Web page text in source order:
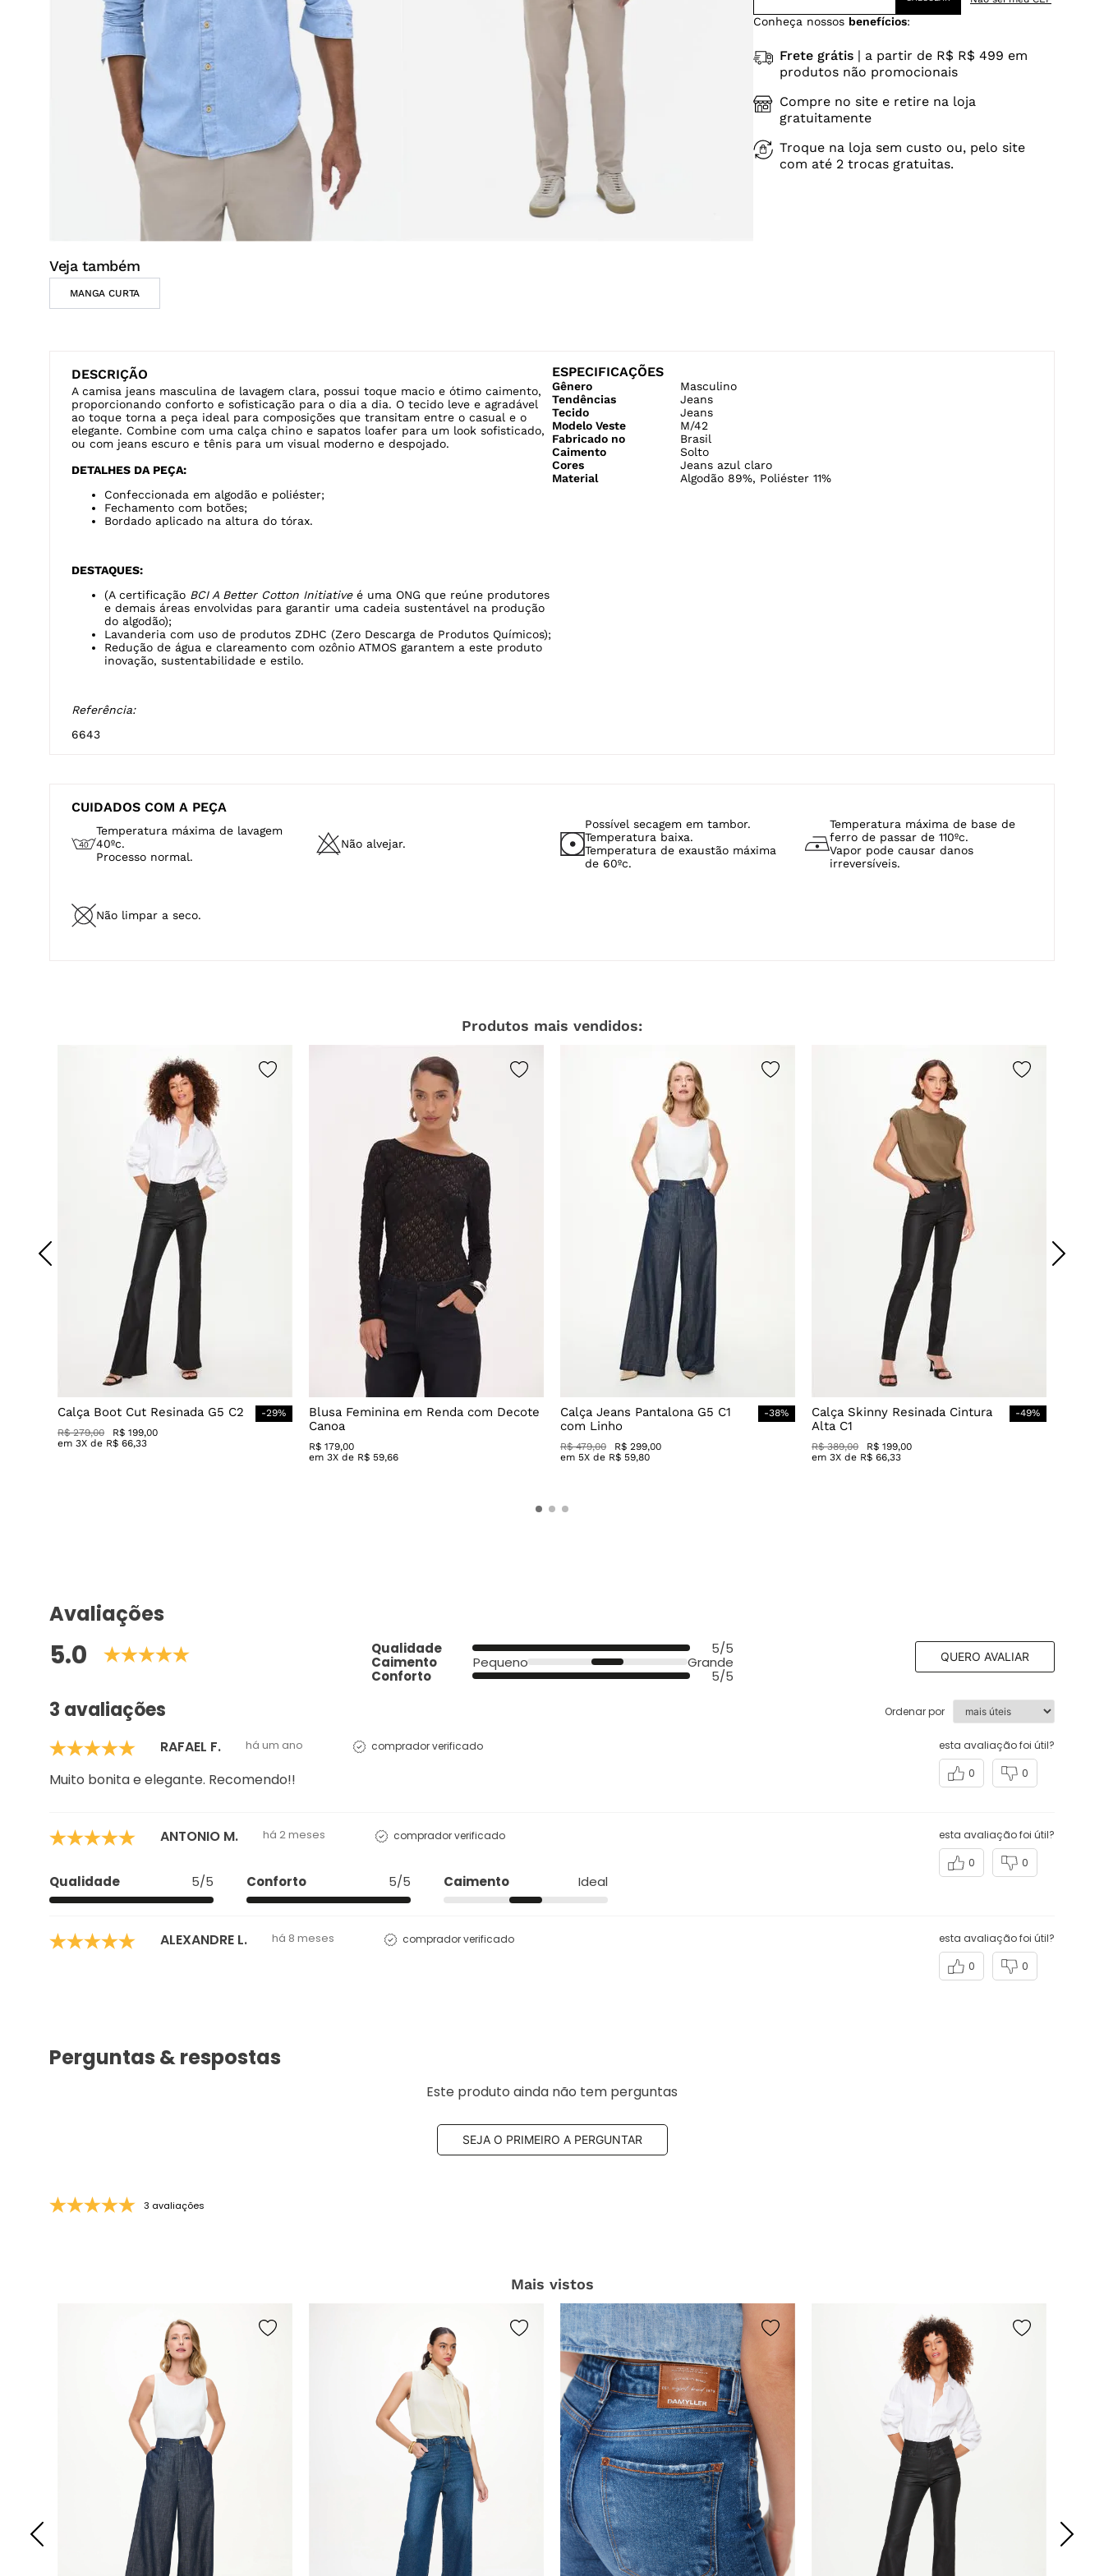
Conheça nossos benefícios:
Frete grátis| a partir de R$ R$ 499 em
produtos não promocionais
Compre no site e retire na loja
gratuitamente
Troque na loja sem custo ou, pelo site
com até 2 trocas gratuitas.
Veja também
MANGA CURTA
DESCRIÇÃO
A camisa jeans masculina de lavagem clara, possui toque macio e ótimo caimento,
proporcionando conforto e sofisticação para o dia a dia. O tecido leve e agradável
ao toque torna a peça ideal para composições que transitam entre o casual e o
elegante. Combine com uma calça chino e sapatos loafer para um look sofisticado,
ou com jeans escuro e tênis para um visual moderno e despojado.
DETALHES DA PEÇA:
Confeccionada em algodão e poliéster;
Fechamento com botões;
Bordado aplicado na altura do tórax.
DESTAQUES:
(A certificação BCI A Better Cotton Initiativeé uma ONG que reúne produtores
e demais áreas envolvidas para garantir uma cadeia sustentável na produção
do algodão);
Lavanderia com uso de produtos ZDHC (Zero Descarga de Produtos Químicos);
Redução de água e clareamento com ozônio ATMOS garantem a este produto
inovação, sustentabilidade e estilo.
Referência:
6643
ESPECIFICAÇÕES
Gênero
Masculino
Tendências
Jeans
Tecido
Jeans
Modelo Veste
M/42
Fabricado no
Brasil
Caimento
Solto
Cores
Jeans azul claro
Material
Algodão 89%, Poliéster 11%
CUIDADOS COM A PEÇA
Temperatura máxima de lavagem
40ºc.
Processo normal.
Não alvejar.
Possível secagem em tambor.
Temperatura baixa.
Temperatura de exaustão máxima
de 60ºc.
Temperatura máxima de base de
ferro de passar de 110ºc.
Vapor pode causar danos
irreversíveis.
Não limpar a seco.
Produtos mais vendidos:
Calça Boot Cut Resinada G5 C2 -29%
R$ 279,00 R$ 199,00
em3X de R$ 66,33
Blusa Feminina em Renda com Decote
Canoa
R$ 179,00
em3X de R$ 59,66
Calça Jeans Pantalona G5 C1
com Linho
-38%
R$ 479,00 R$ 299,00
em 5X de R$ 59,80
Calça Skinny Resinada Cintura
Alta C1
-49%
R$ 389,00 R$ 199,00
em3X de R$ 66,33
Avaliações
5.0 Qualidade
5/5
Caimento
Pequeno
Grande
Conforto
5/5
QUERO AVALIAR
3 avaliações Ordenar por
RAFAEL F. há um ano comprador verificado
Muito bonita e elegante. Recomendo!!
esta avaliação foi útil?
0
0
ANTONIO M. há 2 meses comprador verificado
Qualidade 5/5 Conforto 5/5 Caimento Ideal
esta avaliação foi útil?
0
0
ALEXANDRE L. há 8 meses comprador verificado
esta avaliação foi útil?
0
0
Perguntas & respostas
Este produto ainda não tem perguntas
SEJA O PRIMEIRO A PERGUNTAR
3 avaliações
Mais vistos